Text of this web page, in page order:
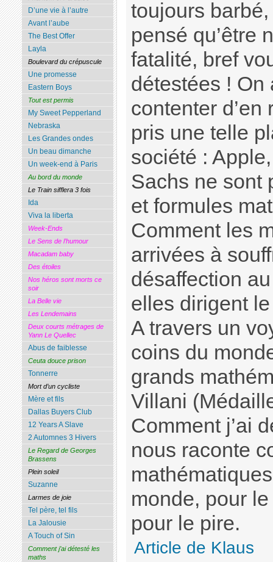
toujours
pensé qu’être
fatalité, bref
détestées ! On
contenter d’en
pris une telle
société :
Sachs ne sont
et formules
Comment les
arrivées à
désaffection
elles dirigent
A travers un
coins du
grands
Villani
Comment j’ai
nous raconte
monde, pour
pour le pire.
Article de Klaus
D’une vie à l’autre
Avant l’aube
The Best Offer
Layla
Boulevard du crépuscule
Une promesse
Eastern Boys
Tout est permis
My Sweet Pepperland
Nebraska
Les Grandes ondes
Un beau dimanche
Un week-end à Paris
Au bord du monde
Le Train sifflera 3 fois
Ida
Viva la liberta
Week-Ends
Le Sens de l’humour
Macadam baby
Des étoiles
Nos héros sont morts ce
soir
La Belle vie
Les Lendemains
Deux courts métrages de
Yann Le Quellec
Abus de faiblesse
Ceuta douce prison
Tonnerre
Mort d’un cycliste
Mère et fils
Dallas Buyers Club
12 Years A Slave
2 Automnes 3 Hivers
Le Regard de Georges
Brassens
Plein soleil
Suzanne
Larmes de joie
Tel père, tel fils
La Jalousie
A Touch of Sin
Comment j’ai détesté les
maths